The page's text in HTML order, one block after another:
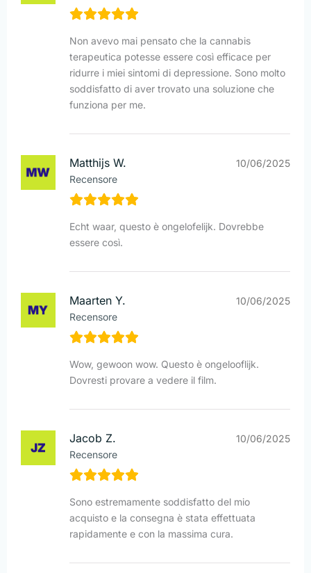
Non avevo mai pensato che la cannabis
terapeutica potesse essere così efficace per
ridurre i miei sintomi di depressione. Sono molto
soddisfatto di aver trovato una soluzione che
funziona per me.
Matthijs W.
Recensore
10/06/2025
Echt waar, questo è ongelofelijk. Dovrebbe
essere così.
Maarten Y.
Recensore
10/06/2025
Wow, gewoon wow. Questo è ongelooflijk.
Dovresti provare a vedere il film.
Jacob Z.
Recensore
10/06/2025
Sono estremamente soddisfatto del mio
acquisto e la consegna è stata effettuata
rapidamente e con la massima cura.